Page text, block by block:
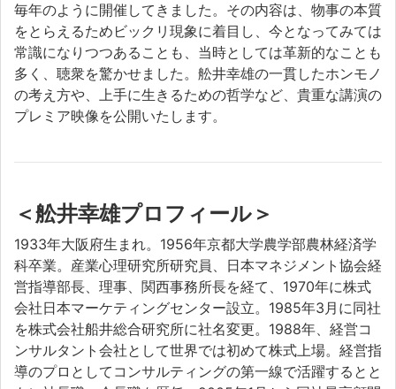
毎年のように開催してきました。その内容は、物事の本質
をとらえるためビックリ現象に着目し、今となってみては
常識になりつつあることも、当時としては革新的なことも
多く、聴衆を驚かせました。舩井幸雄の一貫したホンモノ
の考え方や、上手に生きるための哲学など、貴重な講演の
プレミア映像を公開いたします。
＜舩井幸雄プロフィール＞
1933年大阪府生まれ。1956年京都大学農学部農林経済学
科卒業。産業心理研究所研究員、日本マネジメント協会経
営指導部長、理事、関西事務所長を経て、1970年に株式
会社日本マーケティングセンター設立。1985年3月に同社
を株式会社船井総合研究所に社名変更。1988年、経営コ
ンサルタント会社として世界では初めて株式上場。経営指
導のプロとしてコンサルティングの第一線で活躍するとと